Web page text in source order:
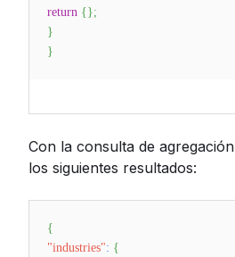
return {};
}
}
Con la consulta de
los siguientes resultados:
{
"industries": {